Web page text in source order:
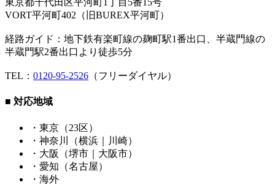
東京都千代田区平河町1丁目5番15号
VORT平河町402（旧BUREX平河町）
経路ガイド：地下鉄有楽町線の麹町駅1番出口、半蔵門線の
半蔵門駅2番出口より徒歩5分
TEL： 0120-95-2526 （フリーダイヤル）
■ 対応地域
・東京（23区）
・神奈川（横浜｜川崎）
・大阪（堺市｜大阪市）
・愛知（名古屋）
・海外